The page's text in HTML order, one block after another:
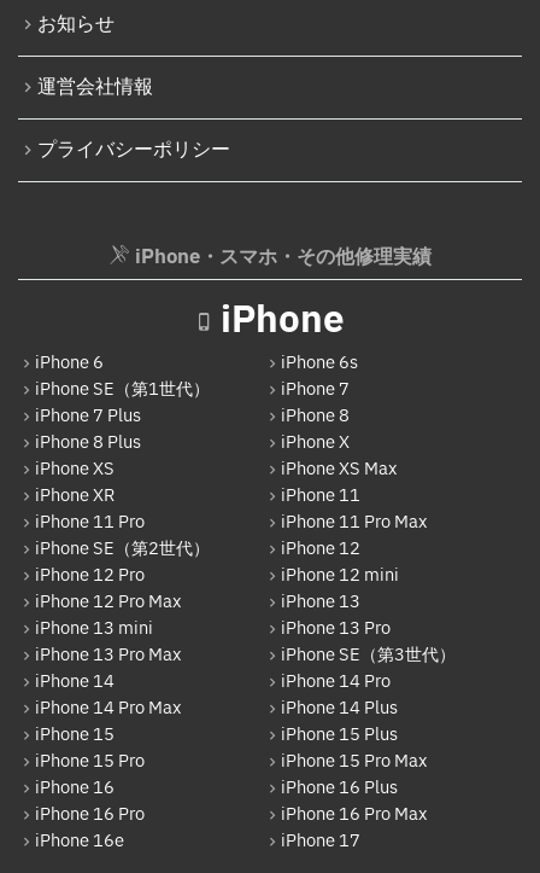
お知らせ
運営会社情報
プライバシーポリシー
iPhone・スマホ・その他修理実績
iPhone
iPhone 6
iPhone 6s
iPhone SE（第1世代）
iPhone 7
iPhone 7 Plus
iPhone 8
iPhone 8 Plus
iPhone X
iPhone XS
iPhone XS Max
iPhone XR
iPhone 11
iPhone 11 Pro
iPhone 11 Pro Max
iPhone SE（第2世代）
iPhone 12
iPhone 12 Pro
iPhone 12 mini
iPhone 12 Pro Max
iPhone 13
iPhone 13 mini
iPhone 13 Pro
iPhone 13 Pro Max
iPhone SE（第3世代）
iPhone 14
iPhone 14 Pro
iPhone 14 Pro Max
iPhone 14 Plus
iPhone 15
iPhone 15 Plus
iPhone 15 Pro
iPhone 15 Pro Max
iPhone 16
iPhone 16 Plus
iPhone 16 Pro
iPhone 16 Pro Max
iPhone 16e
iPhone 17